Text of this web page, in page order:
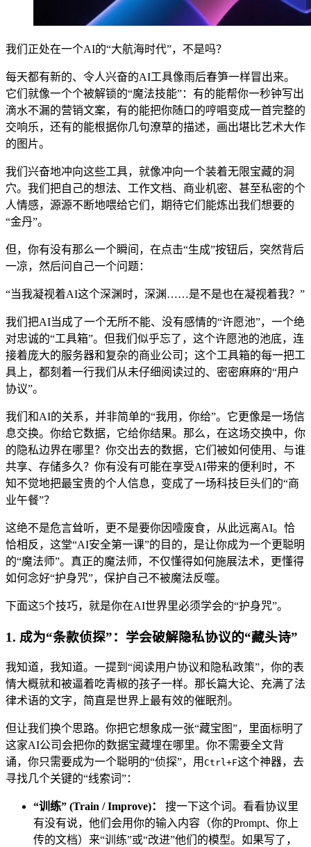
我们正处在一个AI的“大航海时代”，不是吗？
每天都有新的、令人兴奋的AI工具像雨后春笋一样冒出来。
它们就像一个个被解锁的“魔法技能”：有的能帮你一秒钟写出
滴水不漏的营销文案，有的能把你随口的哼唱变成一首完整的
交响乐，还有的能根据你几句潦草的描述，画出堪比艺术大作
的图片。
我们兴奋地冲向这些工具，就像冲向一个装着无限宝藏的洞
穴。我们把自己的想法、工作文档、商业机密、甚至私密的个
人情感，源源不断地喂给它们，期待它们能炼出我们想要的
“金丹”。
但，你有没有那么一个瞬间，在点击“生成”按钮后，突然背后
一凉，然后问自己一个问题：
“当我凝视着AI这个深渊时，深渊……是不是也在凝视着我？”
我们把AI当成了一个无所不能、没有感情的“许愿池”，一个绝
对忠诚的“工具箱”。但我们似乎忘了，这个许愿池的池底，连
接着庞大的服务器和复杂的商业公司；这个工具箱的每一把工
具上，都刻着一行我们从未仔细阅读过的、密密麻麻的“用户
协议”。
我们和AI的关系，并非简单的“我用，你给”。它更像是一场信
息交换。你给它数据，它给你结果。那么，在这场交换中，你
的隐私边界在哪里？你交出去的数据，它们被如何使用、与谁
共享、存储多久？你有没有可能在享受AI带来的便利时，不
知不觉地把最宝贵的个人信息，变成了一场科技巨头们的“商
业午餐”？
这绝不是危言耸听，更不是要你因噎废食，从此远离AI。恰
恰相反，这堂“AI安全第一课”的目的，是让你成为一个更聪明
的“魔法师”。真正的魔法师，不仅懂得如何施展法术，更懂得
如何念好“护身咒”，保护自己不被魔法反噬。
下面这5个技巧，就是你在AI世界里必须学会的“护身咒”。
1. 成为“条款侦探”：学会破解隐私协议的“藏头诗”
我知道，我知道。一提到“阅读用户协议和隐私政策”，你的表
情大概就和被逼着吃青椒的孩子一样。那长篇大论、充满了法
律术语的文字，简直是世界上最有效的催眠剂。
但让我们换个思路。你把它想象成一张“藏宝图”，里面标明了
这家AI公司会把你的数据宝藏埋在哪里。你不需要全文背
诵，你只需要成为一个聪明的“侦探”，用 Ctrl+F这个神器，去
寻找几个关键的“线索词”：
“训练” (Train / Improve)：
搜一下这个词。看看协议里
有没有说，他们会用你的输入内容（你的Prompt、你上
传的文档）来“训练”或“改进”他们的模型。如果写了，